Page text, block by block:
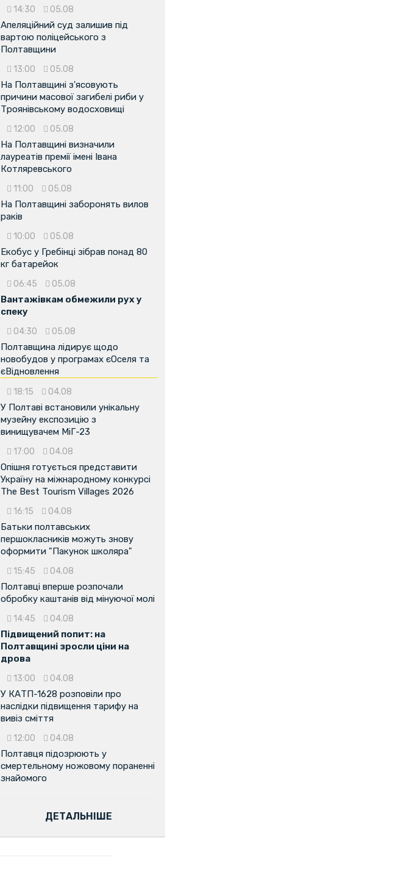
14:30 05.08
Апеляційний суд залишив під
вартою поліцейського з
Полтавщини
13:00 05.08
На Полтавщині з'ясовують
причини масової загибелі риби у
Троянівському водосховищі
12:00 05.08
На Полтавщині визначили
лауреатів премії імені Івана
Котляревського
11:00 05.08
На Полтавщині заборонять вилов
раків
10:00 05.08
Екобус у Гребінці зібрав понад 80
кг батарейок
06:45 05.08
Вантажівкам обмежили рух у
спеку
04:30 05.08
Полтавщина лідирує щодо
новобудов у програмах єОселя та
єВідновлення
18:15 04.08
У Полтаві встановили унікальну
музейну експозицію з
винищувачем МіГ-23
17:00 04.08
Опішня готується представити
Україну на міжнародному конкурсі
The Best Tourism Villages 2026
16:15 04.08
Батьки полтавських
першокласників можуть знову
оформити "Пакунок школяра"
15:45 04.08
Полтавці вперше розпочали
обробку каштанів від мінуючої молі
14:45 04.08
Підвищений попит: на
Полтавщині зросли ціни на
дрова
13:00 04.08
У КАТП-1628 розповіли про
наслідки підвищення тарифу на
вивіз сміття
12:00 04.08
Полтавця підозрюють у
смертельному ножовому пораненні
знайомого
ДЕТАЛЬНІШЕ